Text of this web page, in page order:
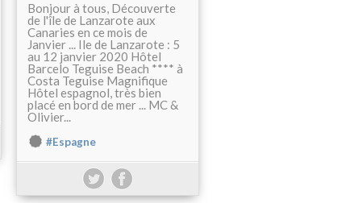
Bonjour à tous, Découverte
de l'île de Lanzarote aux
Canaries en ce mois de
Janvier ... Ile de Lanzarote : 5
au 12 janvier 2020 Hôtel
Barcelo Teguise Beach **** à
Costa Teguise Magnifique
Hôtel espagnol, très bien
placé en bord de mer ... MC &
Olivier...
#Espagne